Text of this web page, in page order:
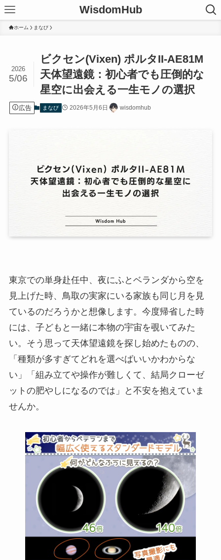
WisdomHub
ホーム まなび
ビクセン(Vixen) ポルタII-AE81M
天体望遠鏡：初心者でも圧倒的な
星空に出会える一生モノの選択
2026
5/06
広告 まなび 2026年5月6日 wisdomhub
東京での単身赴任中、夜にふとベランダから空を
見上げた時、鳥取の実家にいる家族も同じ月を見
ているのだろうかと想像します。今度帰省した時
には、子どもと一緒に本物の宇宙を覗いてみた
い。そう思って天体望遠鏡を探し始めたものの、
「種類が多すぎてどれを選べばいいかわからな
い」「組み立てや操作が難しくて、結局クローゼ
ットの肥やしになるのでは」と不安を抱えていま
せんか。